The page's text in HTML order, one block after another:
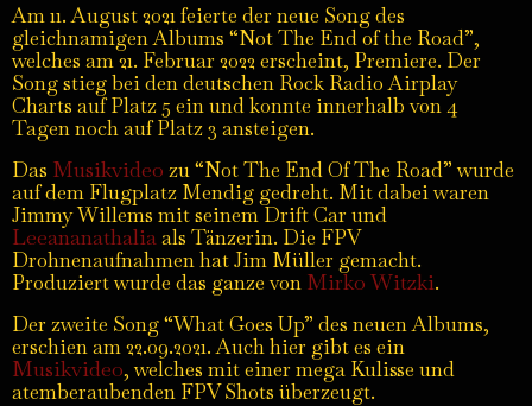
Am 11. August 2021 feierte der neue Song des
gleichnamigen Albums “Not The End of the Road”,
welches am 21. Februar 2022 erscheint, Premiere. Der
Song stieg bei den deutschen Rock Radio Airplay
Charts auf Platz 5 ein und konnte innerhalb von 4
Tagen noch auf Platz 3 ansteigen.
Das Musikvideo zu “Not The End Of The Road” wurde
auf dem Flugplatz Mendig gedreht. Mit dabei waren
Jimmy Willems mit seinem Drift Car und
Leeananathaliaals Tänzerin. Die FPV
Drohnenaufnahmen hat Jim Müller gemacht.
Produziert wurde das ganze von Mirko Witzki.
Der zweite Song “What Goes Up” des neuen Albums,
erschien am 22.09.2021. Auch hier gibt es ein
Musikvideo, welches mit einer mega Kulisse und
atemberaubenden FPV Shots überzeugt.